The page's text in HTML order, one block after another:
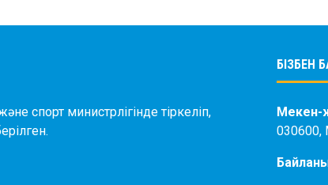
спорт министрлігінде тіркеліп,
БІЗБЕН
Мекен-
030600,